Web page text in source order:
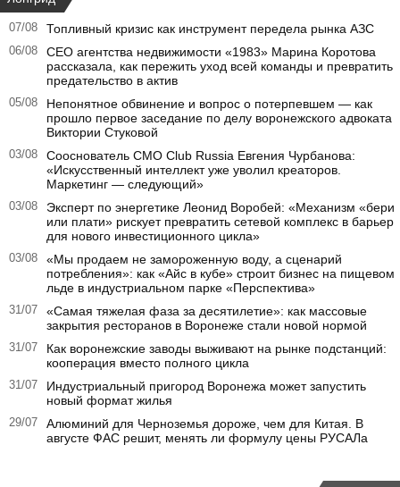
07/08 Топливный кризис как инструмент передела рынка АЗС
06/08
CEO агентства недвижимости «1983» Марина Коротова
рассказала, как пережить уход всей команды и превратить
предательство в актив
05/08
Непонятное обвинение и вопрос о потерпевшем — как
прошло первое заседание по делу воронежского адвоката
Виктории Стуковой
03/08
Сооснователь CMO Club Russia Евгения Чурбанова:
«Искусственный интеллект уже уволил креаторов.
Маркетинг — следующий»
03/08
Эксперт по энергетике Леонид Воробей: «Механизм «бери
или плати» рискует превратить сетевой комплекс в барьер
для нового инвестиционного цикла»
03/08
«Мы продаем не замороженную воду, а сценарий
потребления»: как «Айс в кубе» строит бизнес на пищевом
льде в индустриальном парке «Перспектива»
31/07
«Самая тяжелая фаза за десятилетие»: как массовые
закрытия ресторанов в Воронеже стали новой нормой
31/07
Как воронежские заводы выживают на рынке подстанций:
кооперация вместо полного цикла
31/07
Индустриальный пригород Воронежа может запустить
новый формат жилья
29/07
Алюминий для Черноземья дороже, чем для Китая. В
августе ФАС решит, менять ли формулу цены РУСАЛа